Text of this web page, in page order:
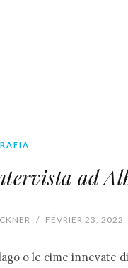
ad
/ FÉVRIER 23, 2022
o le cime innevate